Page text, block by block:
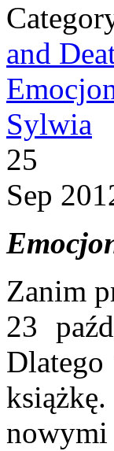
and
Sylwia
25
Sep
Zanim
23
nowymi